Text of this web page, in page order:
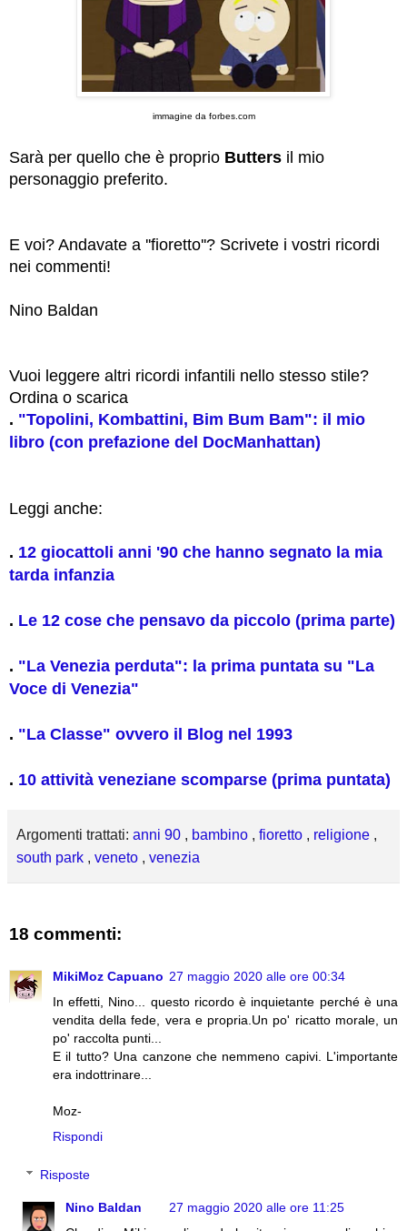
immagine da forbes.com
Sarà per quello che è proprio Butters il mio
personaggio preferito.
E voi? Andavate a ''fioretto''? Scrivete i vostri ricordi
nei commenti!
Nino Baldan
Vuoi leggere altri ricordi infantili nello stesso stile?
Ordina o scarica
. "Topolini, Kombattini, Bim Bum Bam": il mio
libro (con prefazione del DocManhattan)
Leggi anche:
. 12 giocattoli anni '90 che hanno segnato la mia
tarda infanzia
. Le 12 cose che pensavo da piccolo (prima parte)
. "La Venezia perduta": la prima puntata su "La
Voce di Venezia"
. "La Classe" ovvero il Blog nel 1993
. 10 attività veneziane scomparse (prima puntata)
Argomenti trattati: anni 90 , bambino , fioretto , religione ,
south park , veneto , venezia
18 commenti:
MikiMoz Capuano 27 maggio 2020 alle ore 00:34
In effetti, Nino... questo ricordo è inquietante perché è una
vendita della fede, vera e propria.Un po' ricatto morale, un
po' raccolta punti...
E il tutto? Una canzone che nemmeno capivi. L'importante
era indottrinare...
Moz-
Rispondi
Risposte
Nino Baldan
27 maggio 2020 alle ore 11:25